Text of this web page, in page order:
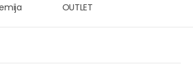
OUTLET